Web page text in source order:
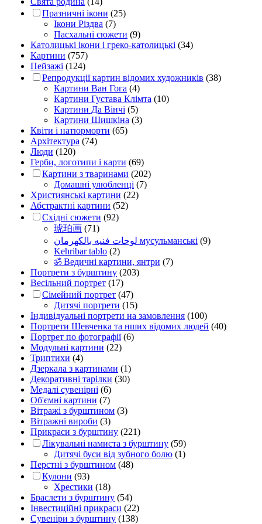
Празничні ікони (25)
Ікони Різдва (7)
Пасхальні сюжети (9)
Католицькі ікони і греко-католицькі (34)
Картини (757)
Пейзажі (124)
Репродукції картин відомих художників (38)
Картини Ван Гога (4)
Картини Густава Клімта (10)
Картини Да Вінчі (5)
Картини Шишкіна (3)
Квіти і натюрморти (65)
Архітектура (74)
Люди (120)
Герби, логотипи і карти (69)
Картини з тваринами (202)
Домашні улюбленці (7)
Християнські картини (22)
Абстрактні картини (52)
Східні сюжети (92)
琥珀画 (71)
لوحات فنيه بالكهرمان мусульманські (9)
Kehribar tablo (2)
ॐ Ведичні картини, янтри (7)
Портрети з бурштину (203)
Весільний портрет (17)
Сімейний портрет (47)
Дитячі портрети (15)
Індивідуальні портрети на замовлення (100)
Портрети Шевченка та нших відомих людей (40)
Портрет по фотографії(6)
Модульні картини (22)
Триптихи (4)
Дзеркала з картинами (1)
Декоративні тарілки (30)
Медалі сувенірні (6)
Об'ємні картини (7)
Вітражі з бурштином (3)
Вітражні вироби (3)
Прикраси з бурштину (221)
Лікувальні намиста з бурштину (59)
Дитячі буси від зубного болю (1)
Перстні з бурштином (48)
Кулони (93)
Хрестики (18)
Браслети з бурштину (54)
Інвестиційні прикраси (22)
Сувеніри з бурштину (138)